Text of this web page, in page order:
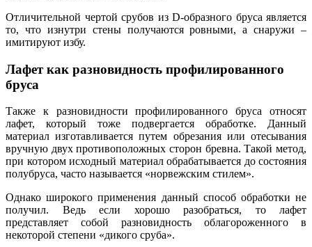
Отличительной чертой срубов из D-образного бруса является
то, что изнутри стены получаются ровными, а снаружи –
имитируют избу.
Лафет как разновидность профилированного
бруса
Также к разновидности профилированного бруса относят
лафет, который тоже подвергается обработке. Данный
материал изготавливается путем обрезания или отесывания
вручную двух противоположных сторон бревна. Такой метод,
при котором исходный материал обрабатывается до состояния
полубруса, часто называется «норвежским стилем».
Однако широкого применения данный способ обработки не
получил. Ведь если хорошо разобраться, то лафет
представляет собой разновидность облагороженного в
некоторой степени «дикого сруба».